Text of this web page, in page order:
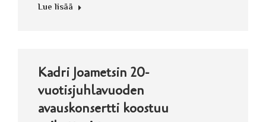
Lue lisää
Kadri Joametsin 20-
vuotisjuhlavuoden
avauskonsertti koostuu